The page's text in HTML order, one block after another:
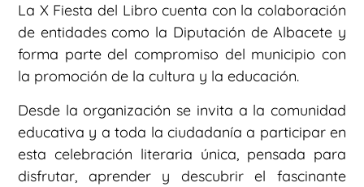
La X Fiesta del Libro cuenta con la colaboración
de entidades como la Diputación de Albacete y
forma parte del compromiso del municipio con
la promoción de la cultura y la educación.
Desde la organización se invita a la comunidad
educativa y a toda la ciudadanía a participar en
esta celebración literaria única, pensada para
disfrutar, aprender y descubrir el fascinante